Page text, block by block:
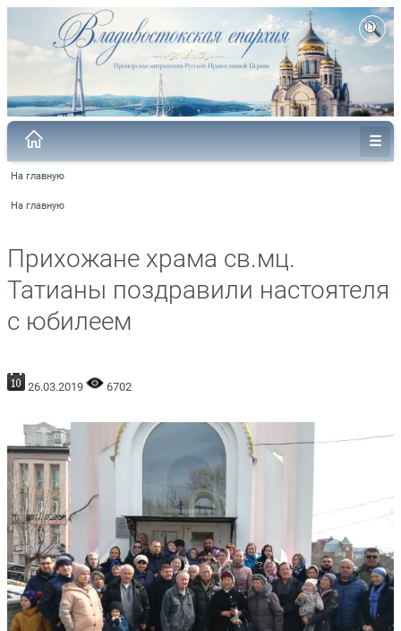
На главную
На главную
Прихожане храма св.мц.
Татианы поздравили настоятеля
с юбилеем
26.03.2019 6702